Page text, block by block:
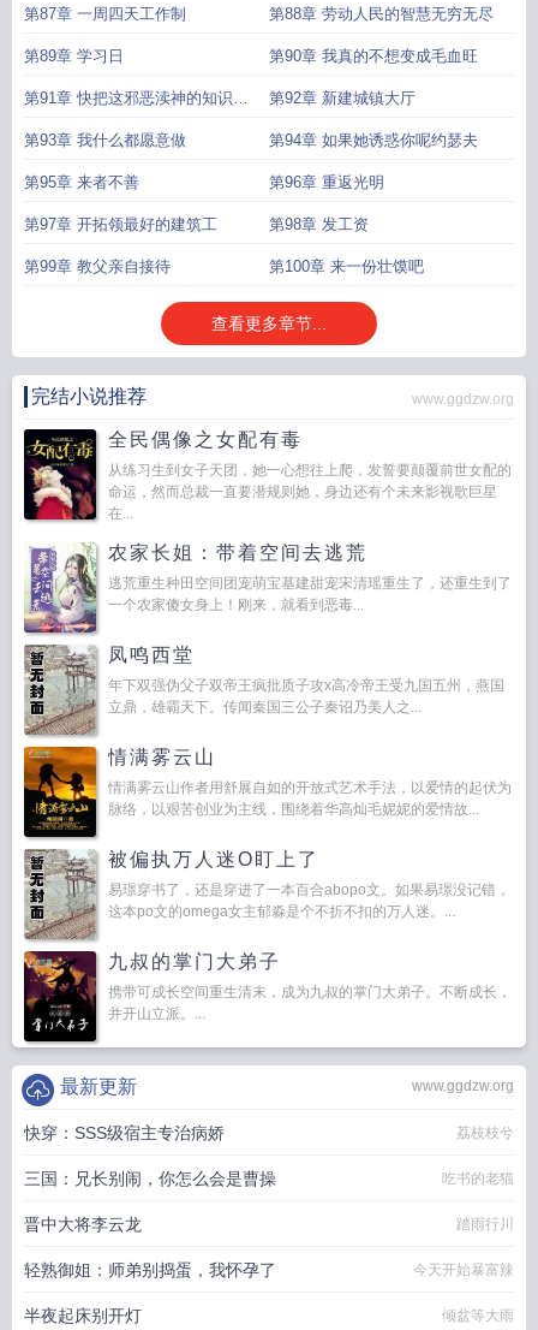
都还不尽
第87章 一周四天工作制 第88章 劳动人民的智慧无穷无尽
第89章 学习日 第90章 我真的不想变成毛血旺
第91章 快把这邪恶渎神的知识拿
走
第92章 新建城镇大厅
第93章 我什么都愿意做 第94章 如果她诱惑你呢约瑟夫
第95章 来者不善 第96章 重返光明
第97章 开拓领最好的建筑工 第98章 发工资
第99章 教父亲自接待 第100章 来一份壮馍吧
查看更多章节...
完结小说推荐 www.ggdzw.org
全民偶像之女配有毒
从练习生到女子天团，她一心想往上爬，发誓要颠覆前世女配的
命运，然而总裁一直要潜规则她，身边还有个未来影视歌巨星
在...
农家长姐：带着空间去逃荒
逃荒重生种田空间团宠萌宝基建甜宠宋清瑶重生了，还重生到了
一个农家傻女身上！刚来，就看到恶毒...
凤鸣西堂
年下双强伪父子双帝王疯批质子攻x高冷帝王受九国五州，燕国
立鼎，雄霸天下。传闻秦国三公子秦诏乃美人之...
情满雾云山
情满雾云山作者用舒展自如的开放式艺术手法，以爱情的起伏为
脉络，以艰苦创业为主线，围绕着华高灿毛妮妮的爱情故...
被偏执万人迷O盯上了
易璟穿书了，还是穿进了一本百合abopo文。如果易璟没记错，
这本po文的omega女主郁淼是个不折不扣的万人迷。...
九叔的掌门大弟子
携带可成长空间重生清末，成为九叔的掌门大弟子。不断成长，
并开山立派。...
www.ggdzw.org
最新更新
快穿：SSS级宿主专治病娇 荔枝枝兮
三国：兄长别闹，你怎么会是曹操 吃书的老猫
晋中大将李云龙 踏雨行川
轻熟御姐：师弟别捣蛋，我怀孕了 今天开始暴富辣
半夜起床别开灯 倾盆等大雨